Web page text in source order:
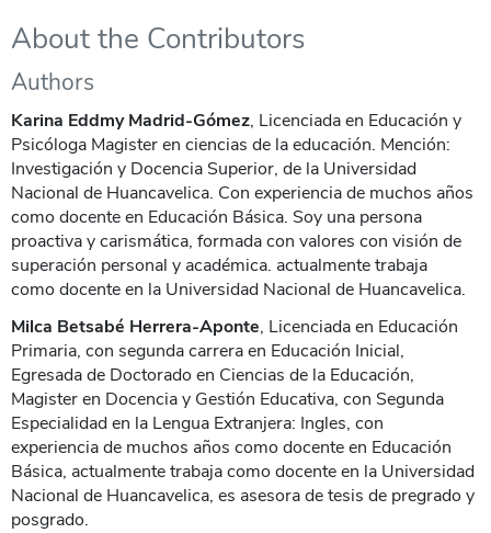
About the Contributors
Authors
Karina Eddmy Madrid-Gómez, Licenciada en Educación y
Psicóloga Magister en ciencias de la educación. Mención:
Investigación y Docencia Superior, de la Universidad
Nacional de Huancavelica. Con experiencia de muchos años
como docente en Educación Básica. Soy una persona
proactiva y carismática, formada con valores con visión de
superación personal y académica. actualmente trabaja
como docente en la Universidad Nacional de Huancavelica.
Milca Betsabé Herrera-Aponte, Licenciada en Educación
Primaria, con segunda carrera en Educación Inicial,
Egresada de Doctorado en Ciencias de la Educación,
Magister en Docencia y Gestión Educativa, con Segunda
Especialidad en la Lengua Extranjera: Ingles, con
experiencia de muchos años como docente en Educación
Básica, actualmente trabaja como docente en la Universidad
Nacional de Huancavelica, es asesora de tesis de pregrado y
posgrado.